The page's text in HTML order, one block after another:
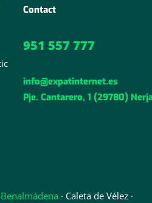
Contact
951 557 777
info@expatinternet.es
Pje. Cantarero, 1 (29780)
Benalmádena · Caleta de Vélez ·